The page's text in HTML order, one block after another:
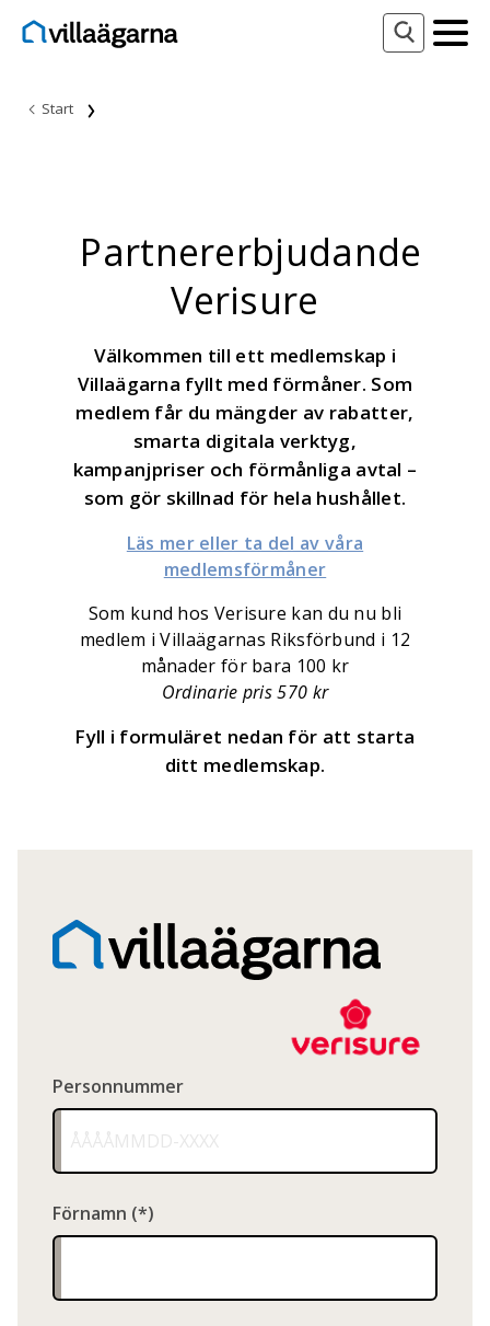
Start
Partnererbjudande
Verisure
Välkommen till ett medlemskap i
Villaägarna fyllt med förmåner. Som
medlem får du mängder av rabatter,
smarta digitala verktyg,
kampanjpriser och förmånliga avtal –
som gör skillnad för hela hushållet.
Läs mer eller ta del av våra
medlemsförmåner
Som kund hos Verisure kan du nu bli
medlem i Villaägarnas Riksförbund i 12
månader för bara 100 kr
Ordinarie pris 570 kr
Fyll i formuläret nedan för att starta
ditt medlemskap.
Personnummer
Förnamn